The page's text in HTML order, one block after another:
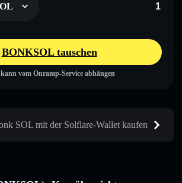
BONKSOL tauschen
vom Onramp-Service abhängen
SOL mit der Solflare-Wallet kaufen